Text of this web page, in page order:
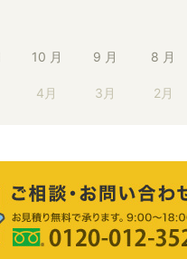
10 月 9 月 8 月
4月 3月 2月